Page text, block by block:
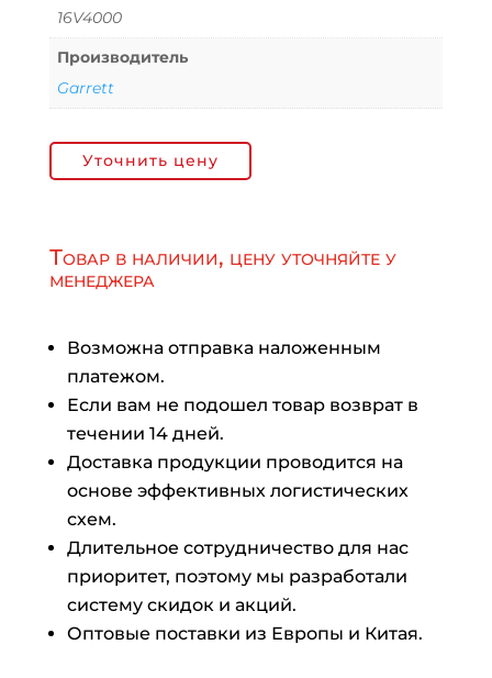
16V4000
Производитель
Garrett
Уточнить цену
Товар в наличии, цену уточняйте у
менеджера
Возможна отправка наложенным
платежом.
Если вам не подошел товар возврат в
течении 14 дней.
Доставка продукции проводится на
основе эффективных логистических
схем.
Длительное сотрудничество для нас
приоритет, поэтому мы разработали
систему скидок и акций.
Оптовые поставки из Европы и Китая.